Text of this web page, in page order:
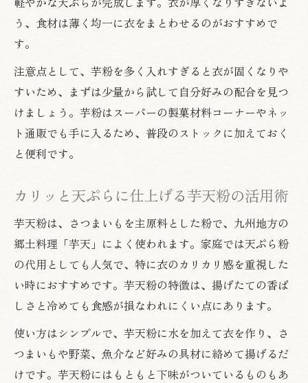
う、食材は薄く均一に衣をまとわせるのがおすすめで
す。
注意点として、芋粉を多く入れすぎると衣が固くなりや
すいため、まずは少量から試して自分好みの配合を見つ
けましょう。芋粉はスーパーの製菓材料コーナーやネッ
ト通販でも手に入るため、普段のストックに加えておく
と便利です。
カリッと天ぷらに仕上げる芋天粉の活用術
芋天粉は、さつまいもを主原料とした粉で、九州地方の
郷土料理「芋天」によく使われます。家庭では天ぷら粉
の代用としても人気で、特に衣のカリカリ感を重視した
い時におすすめです。芋天粉の特徴は、揚げたての香ば
しさと冷めても食感が損なわれにくい点にあります。
使い方はシンプルで、芋天粉に水を加えて衣を作り、さ
つまいもや野菜、魚介など好みの具材に絡めて揚げるだ
けです。芋天粉にはもともと下味がついているものもあ